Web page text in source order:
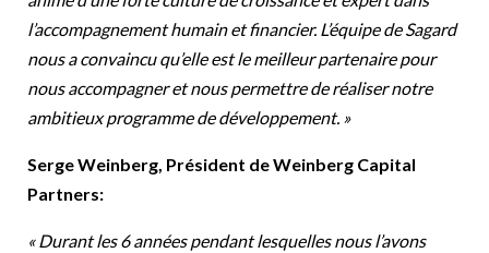
l’accompagnement humain et financier. L’équipe de Sagard
nous a convaincu qu’elle est le meilleur partenaire pour
nous accompagner et nous permettre de réaliser notre
ambitieux programme de développement. »
Serge Weinberg, Président de Weinberg Capital
Partners:
« Durant les 6 années pendant lesquelles nous l’avons